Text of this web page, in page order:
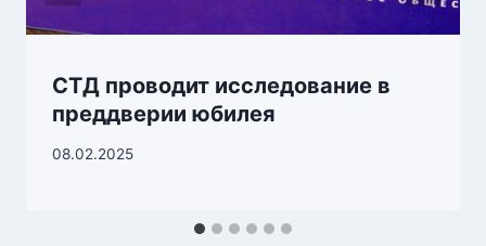
СТД проводит исследование в
преддверии юбилея
08.02.2025